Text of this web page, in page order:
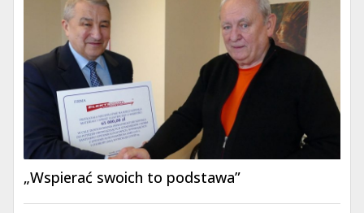
„Wspierać swoich to podstawa”